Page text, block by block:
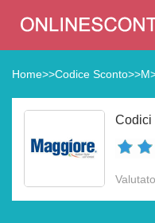
Home>>Codice Sconto>>M
Codici